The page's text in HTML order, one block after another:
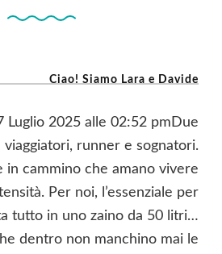
Ciao! Siamo Lara e Davide
Luglio 2025 alle 02:52 pmDue
runner e sognatori.
in cammino che amano vivere
Per noi, l’essenziale per
tutto in uno zaino da 50 litri…
dentro non manchino mai le